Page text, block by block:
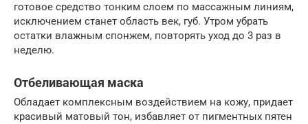
готовое средство тонким слоем по массажным линиям,
исключением станет область век, губ. Утром убрать
остатки влажным спонжем, повторять уход до 3 раз в
неделю.
Отбеливающая маска
Обладает комплексным воздействием на кожу, придает
красивый матовый тон, избавляет от пигментных пятен